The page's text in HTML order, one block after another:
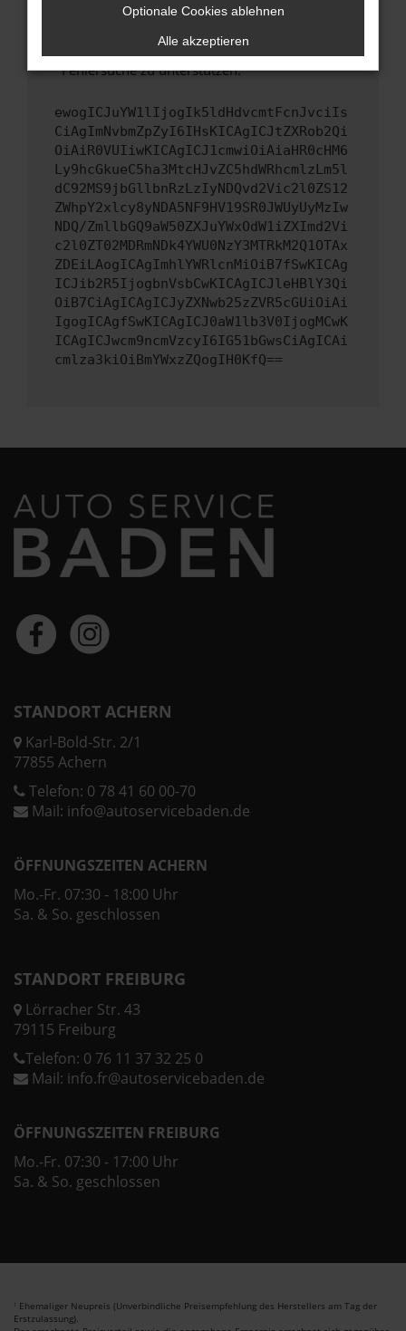
hast, kontaktiere uns bitte. Wir werden
uns diesen Text schicken, um uns bei der
Fehlersuche zu unterstützen:
ewogICJuYW1lIjogIk5ldHdvcmtFcnJvciIs
CiAgImNvbmZpZyI6IHsKICAgICJtZXRob2Qi
OiAiR0VUIiwKICAgICJ1cmwiOiAiaHR0cHM6
Ly9hcGkueC5ha3MtcHJvZC5hdWRhcmlzLm5l
dC92MS9jbGllbnRzLzIyNDQvd2Vic2l0ZS12
ZWhpY2xlcy8yNDA5NF9HV19SR0JWUyUyMzIw
NDQ/ZmllbGQ9aW50ZXJuYWxOdW1iZXImd2Vi
c2l0ZT02MDRmNDk4YWU0NzY3MTRkM2Q1OTAx
ZDEiLAogICAgImhlYWRlcnMiOiB7fSwKICAg
ICJib2R5IjogbnVsbCwKICAgICJleHBlY3Qi
OiB7CiAgICAgICJyZXNwb25zZVR5cGUiOiAi
IgogICAgfSwKICAgICJ0aW1lb3V0IjogMCwK
ICAgICJwcm9ncmVzcyI6IG51bGwsCiAgICAi
cmlza3kiOiBmYWxzZQogIH0KfQ==
STANDORT ACHERN
Karl-Bold-Str. 2/1
77855 Achern
Telefon: 0 78 41 60 00-70
Mail: info@autoservicebaden.de
ÖFFNUNGSZEITEN ACHERN
Mo.-Fr. 07:30 - 18:00 Uhr
Sa. & So. geschlossen
STANDORT FREIBURG
Lörracher Str. 43
79115 Freiburg
Telefon: 0 76 11 37 32 25 0
Mail: info.fr@autoservicebaden.de
ÖFFNUNGSZEITEN FREIBURG
Mo.-Fr. 07:30 - 17:00 Uhr
Sa. & So. geschlossen
1 Ehemaliger Neupreis (Unverbindliche Preisempfehlung des Herstellers am Tag der
Erstzulassung).
Optionale Cookies ablehnen
Alle akzeptieren